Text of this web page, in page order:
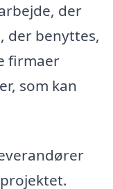
der
der benyttes,
firmaer
som kan